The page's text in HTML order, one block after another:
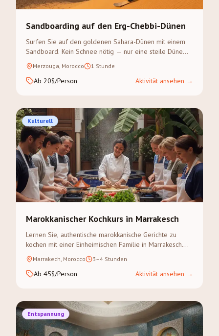
Sandboarding auf den Erg-Chebbi-Dünen
Surfen Sie auf den goldenen Sahara-Dünen mit einem
Sandboard. Kein Schnee nötig — nur eine steile Düne
und Abenteuerlust.
Merzouga, Morocco 1 Stunde
Ab 20$/Person Aktivität ansehen →
Kulturell
Marokkanischer Kochkurs in Marrakesch
Lernen Sie, authentische marokkanische Gerichte zu
kochen mit einer Einheimischen Familie in Marrakesch.
Gewürzsouk-Besuch inklusive.
Marrakech, Morocco 3–4 Stunden
Ab 45$/Person Aktivität ansehen →
Entspannung